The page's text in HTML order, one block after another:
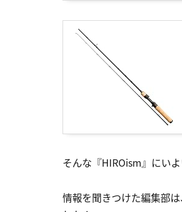
そんな『HIROism』にい
情報を聞きつけた編集部